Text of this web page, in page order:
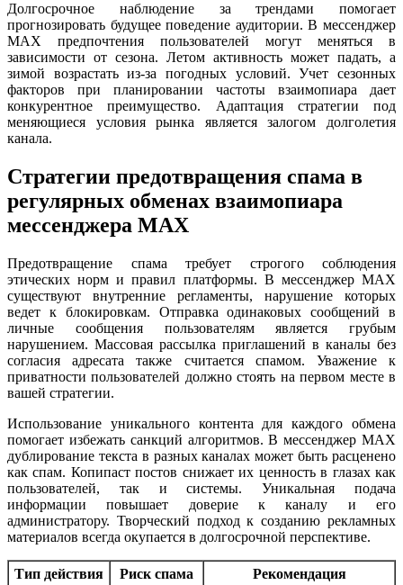
Долгосрочное наблюдение за трендами помогает
прогнозировать будущее поведение аудитории. В мессенджер
MAX предпочтения пользователей могут меняться в
зависимости от сезона. Летом активность может падать, а
зимой возрастать из-за погодных условий. Учет сезонных
факторов при планировании частоты взаимопиара дает
конкурентное преимущество. Адаптация стратегии под
меняющиеся условия рынка является залогом долголетия
канала.
Стратегии предотвращения спама в
регулярных обменах взаимопиара
мессенджера MAX
Предотвращение спама требует строгого соблюдения
этических норм и правил платформы. В мессенджер MAX
существуют внутренние регламенты, нарушение которых
ведет к блокировкам. Отправка одинаковых сообщений в
личные сообщения пользователям является грубым
нарушением. Массовая рассылка приглашений в каналы без
согласия адресата также считается спамом. Уважение к
приватности пользователей должно стоять на первом месте в
вашей стратегии.
Использование уникального контента для каждого обмена
помогает избежать санкций алгоритмов. В мессенджер MAX
дублирование текста в разных каналах может быть расценено
как спам. Копипаст постов снижает их ценность в глазах как
пользователей, так и системы. Уникальная подача
информации повышает доверие к каналу и его
администратору. Творческий подход к созданию рекламных
материалов всегда окупается в долгосрочной перспективе.
Тип действия Риск спама
Рекомендация